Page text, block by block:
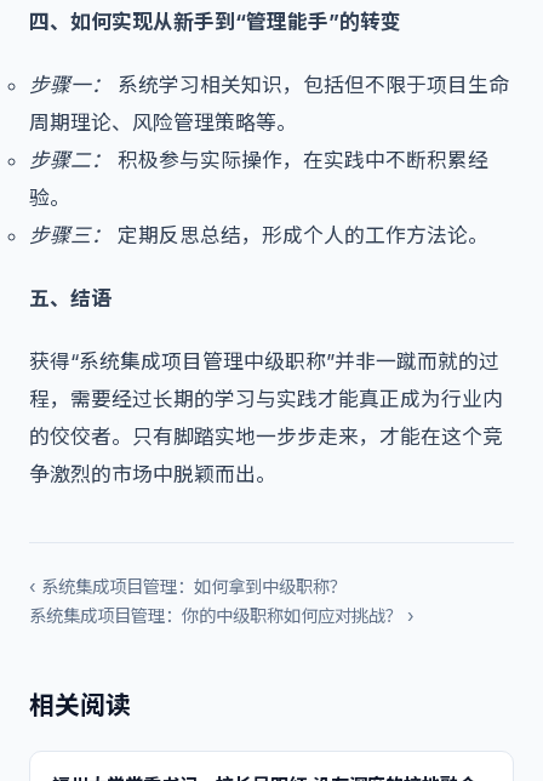
四、如何实现从新手到“管理能手”的转变
步骤一：
系统学习相关知识，包括但不限于项目生命
周期理论、风险管理策略等。
步骤二：
积极参与实际操作，在实践中不断积累经
验。
步骤三：
定期反思总结，形成个人的工作方法论。
五、结语
获得“系统集成项目管理中级职称”并非一蹴而就的过
程，需要经过长期的学习与实践才能真正成为行业内
的佼佼者。只有脚踏实地一步步走来，才能在这个竞
争激烈的市场中脱颖而出。
‹ 系统集成项目管理：如何拿到中级职称？
系统集成项目管理：你的中级职称如何应对挑战？ ›
相关阅读